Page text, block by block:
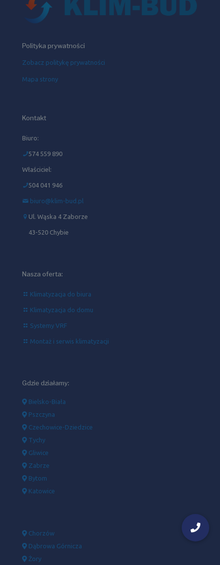
Polityka prywatności
Zobacz politykę prywatności
Mapa strony
Kontakt
Biuro:
574 559 890
Właściciel:
504 041 946‬
biuro@klim-bud.pl
Ul. Wąska 4 Zaborze
43-520 Chybie
Nasza oferta:
Klimatyzacja do biura
Klimatyzacja do domu
Systemy VRF
Montaż i serwis klimatyzacji
Gdzie działamy:
Bielsko-Biała
Pszczyna
Czechowice-Dziedzice
Tychy
Gliwice
Zabrze
Bytom
Katowice
Chorzów
Dąbrowa Górnicza
Żory